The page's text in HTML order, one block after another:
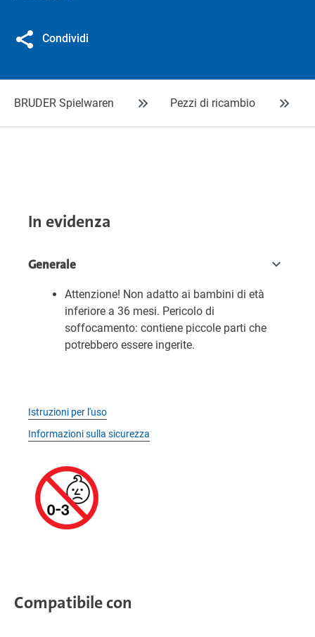
Condividi
BRUDER Spielwaren Pezzi di ricambio
In evidenza
Generale
Attenzione! Non adatto ai bambini di età
inferiore a 36 mesi. Pericolo di
soffocamento: contiene piccole parti che
potrebbero essere ingerite.
Istruzioni per l'uso
Informazioni sulla sicurezza
Compatibile con